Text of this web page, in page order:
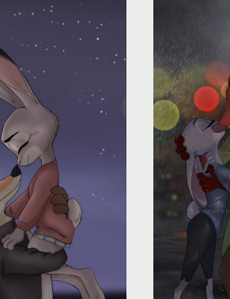
array offset on value of type null in